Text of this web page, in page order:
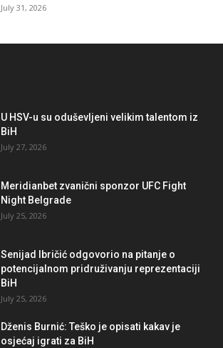
July 31, 2026
U HSV-u su oduševljeni velikim talentom iz
BiH
July 27, 2026
Meridianbet zvanični sponzor UFC Fight
Night Belgrade
July 25, 2026
Senijad Ibričić odgovorio na pitanje o
potencijalnom pridruživanju reprezentaciji
BiH
July 25, 2026
Dženis Burnić: Teško je opisati kakav je
osjećaj igrati za BiH